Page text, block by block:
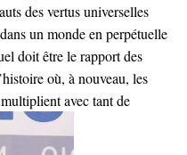
des vertus universelles
un monde en perpétuelle
doit être le rapport des
où, à nouveau, les
avec tant de